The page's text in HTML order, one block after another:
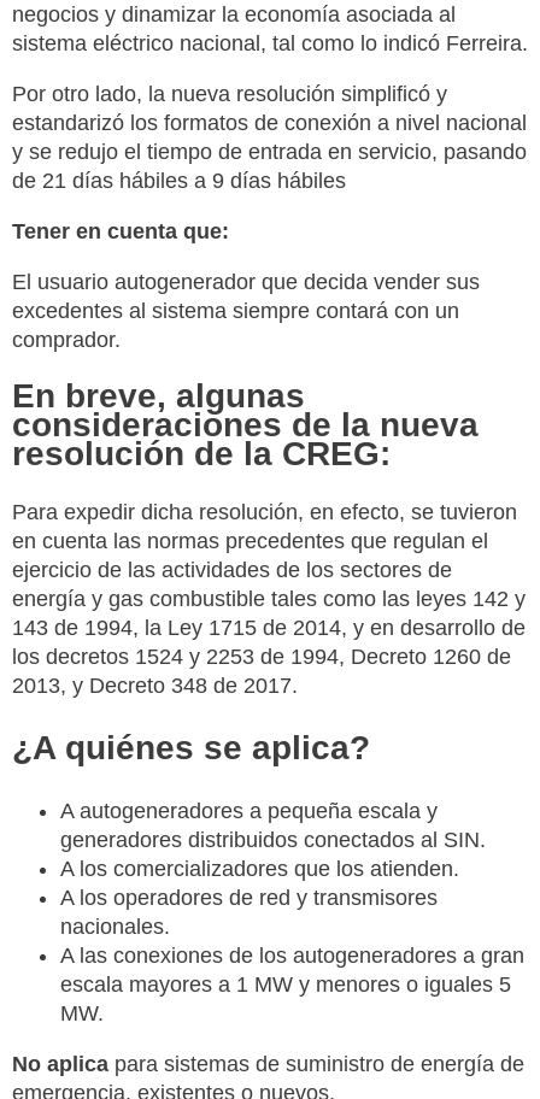
negocios y dinamizar la economía asociada al
sistema eléctrico nacional, tal como lo indicó Ferreira.
Por otro lado, la nueva resolución simplificó y
estandarizó los formatos de conexión a nivel nacional
y se redujo el tiempo de entrada en servicio, pasando
de 21 días hábiles a 9 días hábiles
Tener en cuenta que:
El usuario autogenerador que decida vender sus
excedentes al sistema siempre contará con un
comprador.
En breve, algunas
consideraciones de la nueva
resolución de la CREG:
Para expedir dicha resolución, en efecto, se tuvieron
en cuenta las normas precedentes que regulan el
ejercicio de las actividades de los sectores de
energía y gas combustible tales como las leyes 142 y
143 de 1994, la Ley 1715 de 2014, y en desarrollo de
los decretos 1524 y 2253 de 1994, Decreto 1260 de
2013, y Decreto 348 de 2017.
¿A quiénes se aplica?
A autogeneradores a pequeña escala y
generadores distribuidos conectados al SIN.
A los comercializadores que los atienden.
A los operadores de red y transmisores
nacionales.
A las conexiones de los autogeneradores a gran
escala mayores a 1 MW y menores o iguales 5
MW.
No aplica para sistemas de suministro de energía de
emergencia, existentes o nuevos.